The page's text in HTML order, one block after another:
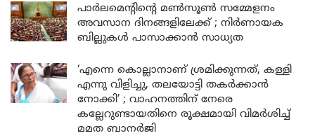
പാർലമെന്റിന്റെ മൺസൂൺ സമ്മേളനം
അവസാന ദിനങ്ങളിലേക്ക് ; നിർണായക
ബില്ലുകൾ പാസാക്കാൻ സാധ്യത
‘എന്നെ കൊല്ലാനാണ് ശ്രമിക്കുന്നത്, കള്ളി
എന്നു വിളിച്ചു, തലയോട്ടി തകർക്കാൻ
നോക്കി’ ; വാഹനത്തിന് നേരെ
കല്ലേറുണ്ടായതിനെ രൂക്ഷമായി വിമർശിച്ച്
മമത ബാനർജി